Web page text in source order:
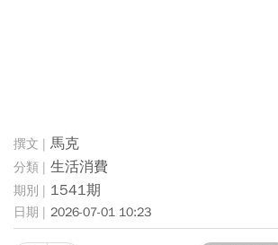
馬克
生活消費
1541期
2026-07-01 10:23